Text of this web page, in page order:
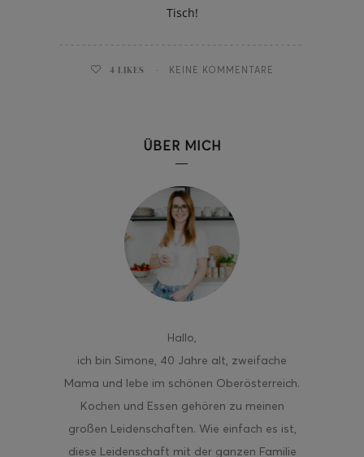
Tisch!
4 LIKES KEINE KOMMENTARE
ÜBER MICH
Hallo,
ich bin Simone, 40 Jahre alt, zweifache
Mama und lebe im schönen Oberösterreich.
Kochen und Essen gehören zu meinen
großen Leidenschaften. Wie einfach es ist,
diese Leidenschaft mit der ganzen Familie